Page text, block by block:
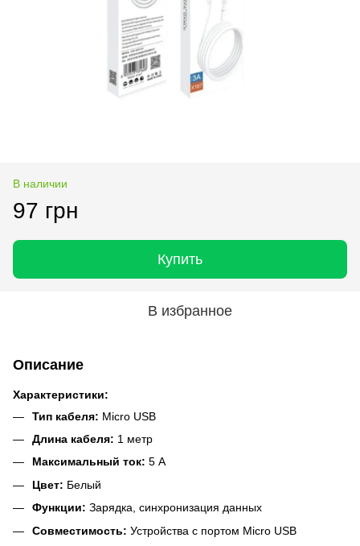
В наличии
97 грн
Купить
В избранное
Описание
Характеристики:
Тип кабеля: Micro USB
Длина кабеля: 1 метр
Максимальный ток: 5 А
Цвет: Белый
Функции: Зарядка, синхронизация данных
Совместимость: Устройства с портом Micro USB